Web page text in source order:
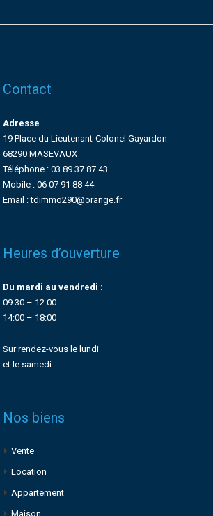
Contact
Adresse
19 Place du Lieutenant-Colonel Gayardon
68290 MASEVAUX
Téléphone : 03 89 37 87 43
Mobile : 06 07 91 88 44
Email : tdimmo290@orange.fr
Heures d’ouverture
Du mardi au vendredi :
09:30 – 12:00
14:00 – 18:00
Sur rendez-vous le lundi
et le samedi
Nos biens
Vente
Location
Appartement
Maison